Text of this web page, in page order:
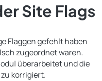
Site Flags
Flaggen gefehlt haben
zugeordnet waren.
überarbeitet und die
korrigiert.